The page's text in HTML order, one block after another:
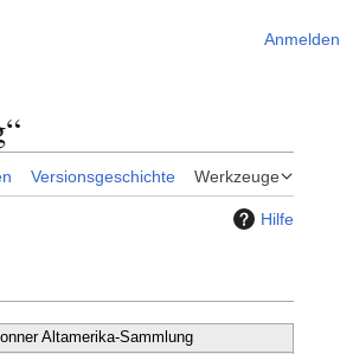
Anmelden
Versionsgeschichte Werkzeuge
Hilfe
Altamerika-Sammlung